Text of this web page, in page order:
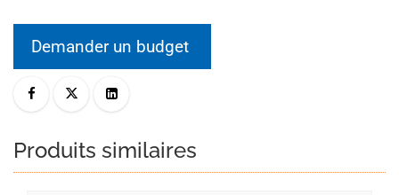
Demander un budget
Produits similaires